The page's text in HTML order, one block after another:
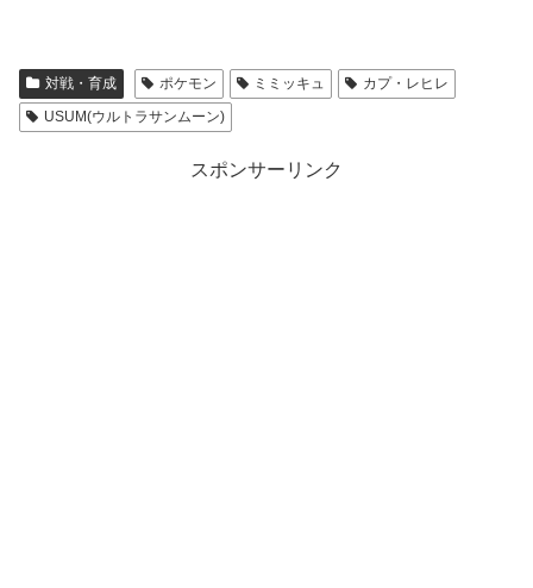
対戦・育成 ポケモン ミミッキュ
カプ・レヒレ
USUM(ウルトラサンムーン)
スポンサーリンク